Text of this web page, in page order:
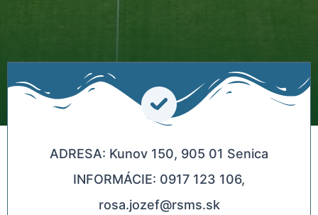
ADRESA: Kunov 150, 905 01 Senica
INFORMÁCIE: 0917 123 106,
rosa.jozef@rsms.sk